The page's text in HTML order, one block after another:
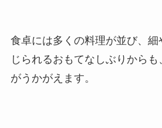
食卓には多くの料理が並び、
じられるおもてなしぶりから
がうかがえます。